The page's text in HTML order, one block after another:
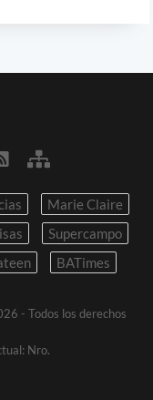
Marie Claire
Supercampo
BATimes
- Todos los derechos
Nro.